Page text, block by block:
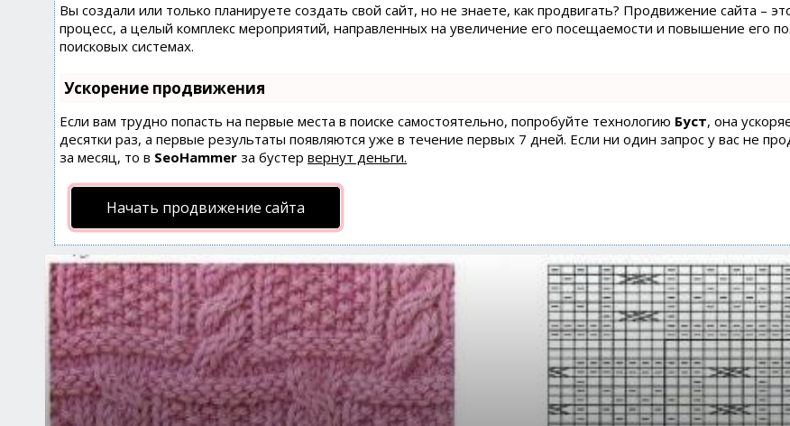
Вы создали или только планируете создать свой сайт, но не знаете, как продвигать? Продвижение сайта –
процесс, а целый комплекс мероприятий, направленных на увеличение его посещаемости и повышение его
поисковых системах.
Ускорение продвижения
Если вам трудно попасть на первые места в поиске самостоятельно, попробуйте технологию Буст, она
десятки раз, а первые результаты появляются уже в течение первых 7 дней. Если ни один запрос у вас не
за месяц, то в SeoHammer за бустер вернут деньги.
Начать продвижение сайта